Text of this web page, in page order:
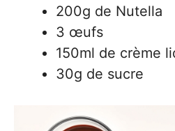
200g de Nutella
3 œufs
150ml de crème
30g de sucre